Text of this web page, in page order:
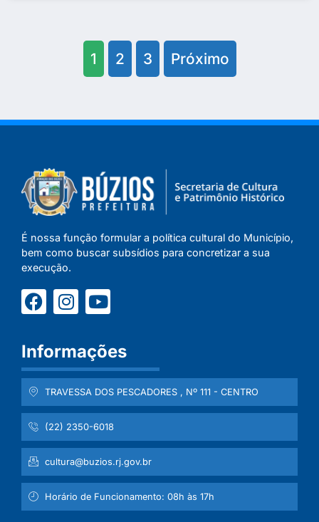
1 2 3 Próximo
É nossa função formular a política cultural do Município,
bem como buscar subsídios para concretizar a sua
execução.
Informações
TRAVESSA DOS PESCADORES , Nº 111 - CENTRO
(22) 2350-6018
cultura@buzios.rj.gov.br
Horário de Funcionamento: 08h às 17h